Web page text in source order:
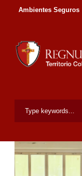
Ambientes Seguros